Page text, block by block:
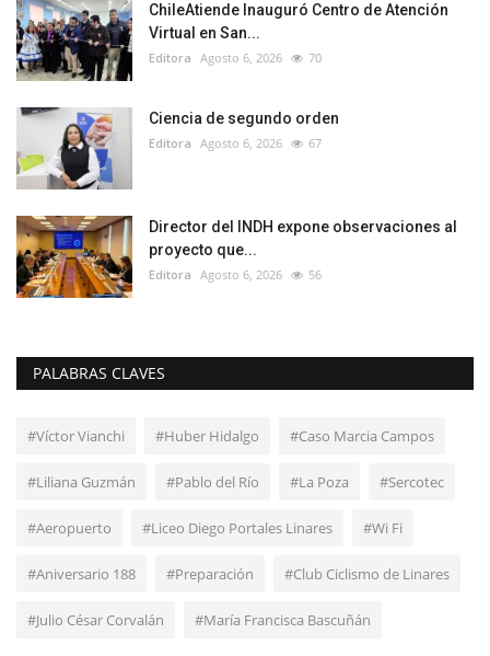
ChileAtiende Inauguró Centro de Atención
Virtual en San...
Editora Agosto 6, 2026 70
Ciencia de segundo orden
Editora Agosto 6, 2026 67
Director del INDH expone observaciones al
proyecto que...
Editora Agosto 6, 2026 56
PALABRAS CLAVES
#Víctor Vianchi #Huber Hidalgo #Caso Marcia Campos
#Liliana Guzmán #Pablo del Río #La Poza #Sercotec
#Aeropuerto #Liceo Diego Portales Linares #Wi Fi
#Aniversario 188 #Preparación #Club Ciclismo de Linares
#Julio César Corvalán #María Francisca Bascuñán